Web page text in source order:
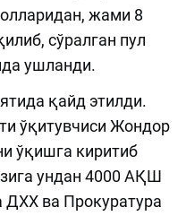
жами 8
сўралган пул
ушланди.
қайд этилди.
ўқитувчиси Жондор
ўқишга киритиб
ундан 4000 АҚШ
ДХХ ва Прокуратура